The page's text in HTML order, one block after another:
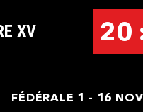
XV 20
FÉDÉRALE 1 - 16